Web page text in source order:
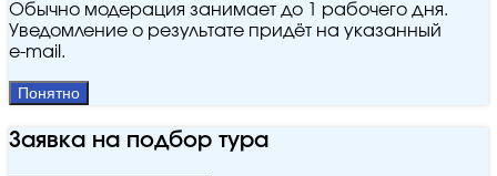
Обычно модерация занимает до 1 рабочего дня.
Уведомление о результате придёт на указанный
e‑mail.
Понятно
Заявка на подбор тура